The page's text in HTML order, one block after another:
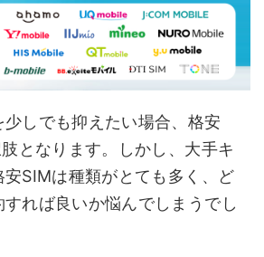
しでも抑えたい場合、格安
となります。しかし、大手キ
安SIMは種類がとても多く、ど
れば良いか悩んでしまうでし